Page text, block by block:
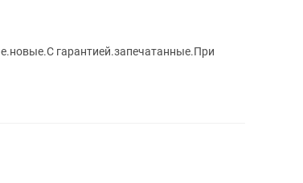
гарантией.запечатанные.При